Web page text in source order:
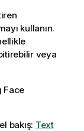
kullanın.
veya
Face
bakış: Text